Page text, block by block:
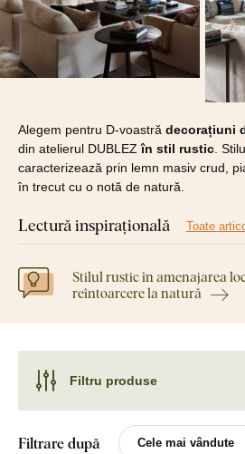
Alegem pentru D-voastră decorațiuni
din atelierul DUBLEZîn stil rustic .
caracterizează prin lemn masiv crud,
în trecut cu o notă de natură.
Lectură inspirațională Toate
Stilul rustic în amenajarea
reîntoarcere la natură
Filtru produse
Filtrare după